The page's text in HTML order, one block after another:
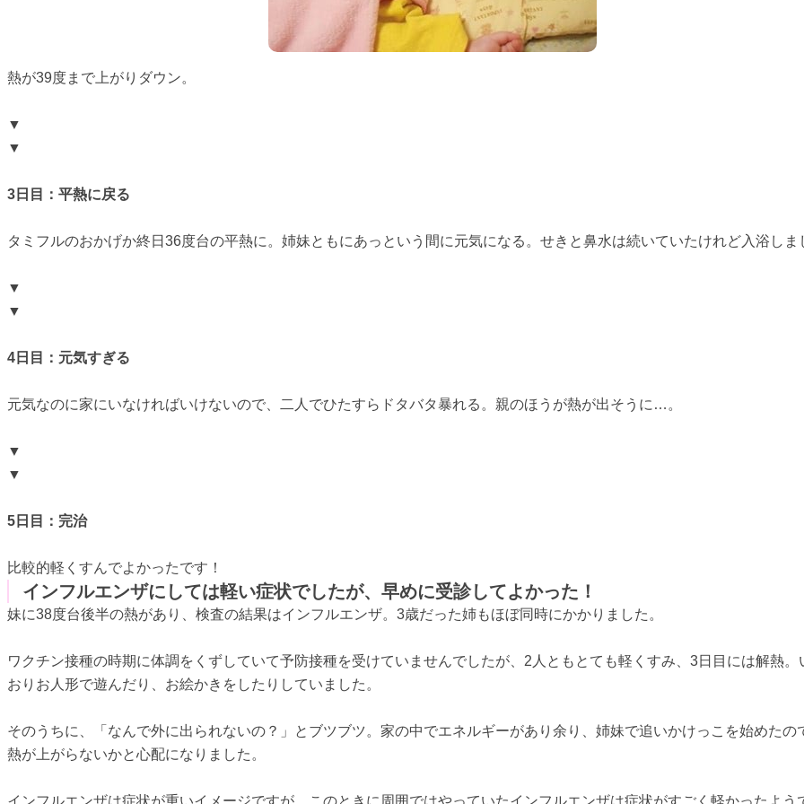
熱が39度まで上がりダウン。
▼
▼
3日目：平熱に戻る
タミフルのおかげか終日36度台の平熱に。姉妹ともにあっという間に元気になる。せきと鼻水は続いていたけれど入浴しま
▼
▼
4日目：元気すぎる
元気なのに家にいなければいけないので、二人でひたすらドタバタ暴れる。親のほうが熱が出そうに…。
▼
▼
5日目：完治
比較的軽くすんでよかったです！
インフルエンザにしては軽い症状でしたが、早めに受診してよかった！
妹に38度台後半の熱があり、検査の結果はインフルエンザ。3歳だった姉もほぼ同時にかかりました。
ワクチン接種の時期に体調をくずしていて予防接種を受けていませんでしたが、2人ともとても軽くすみ、3日目には解熱。
おりお人形で遊んだり、お絵かきをしたりしていました。
そのうちに、「なんで外に出られないの？」とブツブツ。家の中でエネルギーがあり余り、姉妹で追いかけっこを始めたの
熱が上がらないかと心配になりました。
インフルエンザは症状が重いイメージですが、このときに周囲ではやっていたインフルエンザは症状がすごく軽かったよう